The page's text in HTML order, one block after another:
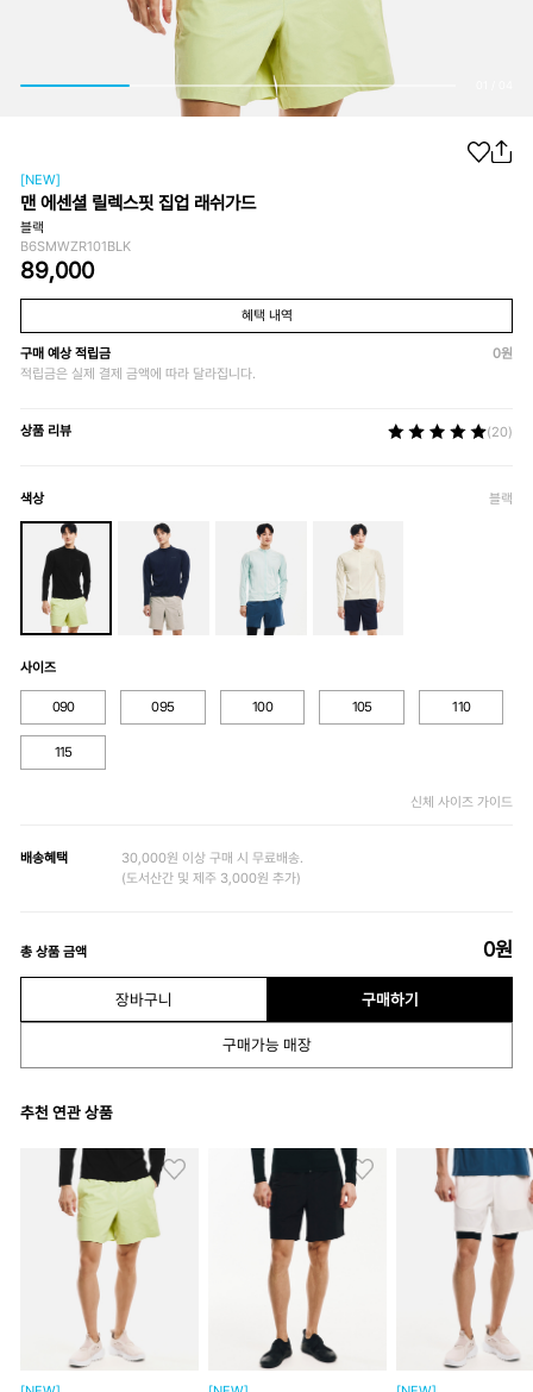
[NEW]
맨 에센셜 릴렉스핏 집업 래쉬가드
블랙
B6SMWZR101BLK
89,000
혜택 내역
구매 예상 적립금 0원
적립금은 실제 결제 금액에 따라 달라집니다.
상품 리뷰 (20)
색상 블랙
사이즈
090 095 100 105 110
115
신체 사이즈 가이드
배송혜택
30,000원 이상 구매 시 무료배송.
(도서산간 및 제주 3,000원 추가)
총 상품 금액 0원
장바구니 구매하기
구매가능 매장
추천 연관 상품